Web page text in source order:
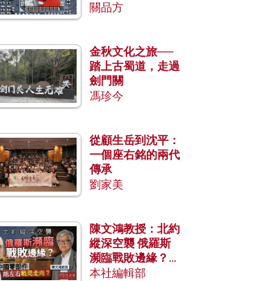
關品方
金秋文化之旅──
踏上古蜀道，走過
劍門關
馮珍今
從顧生岳到沈平：
一個座右銘的兩代
傳承
劉家美
陳文鴻教授：北約
縱深空襲 俄羅斯
瀕臨戰敗邊緣？中
國零部件能左右戰
本社編輯部